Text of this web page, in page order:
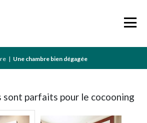
| Une chambre bien dégagée
sont parfaits pour le cocooning